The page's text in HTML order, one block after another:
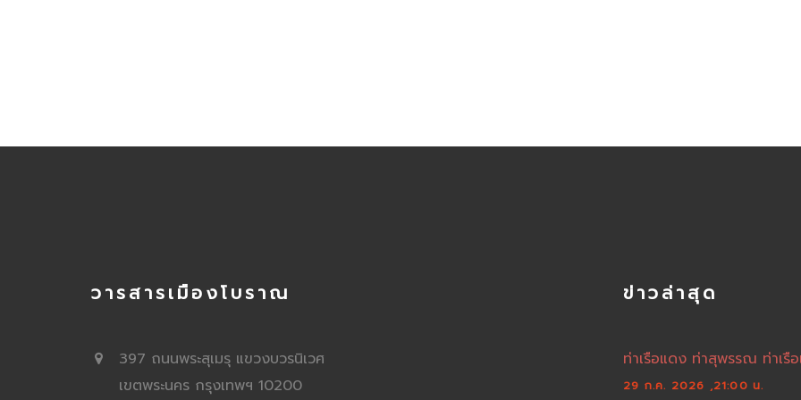
วารสารเมืองโบราณ
397 ถนนพระสุเมรุ แขวงบวรนิเวศ
เขตพระนคร กรุงเทพฯ 10200
ข่าวล่าสุด
ท่าเรือแดง ท่าสุพรรณ ท่าเรื
29 ก.ค. 2026 ,21:00 น.